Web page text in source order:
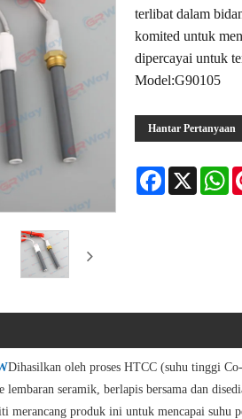
terlibat dalam
komited untuk
dipercayai untuk
Model:G90105
Hantar Pertanyaan
Facebook
X
Dihasilkan oleh proses HTCC (suhu tinggi
lembaran seramik, berlapis bersama dan
merancang produk ini untuk mencapai suhu